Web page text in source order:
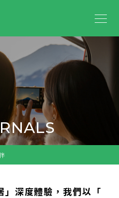
」深度體驗，我們以「